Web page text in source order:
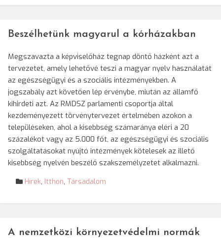
Beszélhetünk magyarul a kórházakban
Megszavazta a képviselőház tegnap döntő házként azt a
tervezetet, amely lehetővé teszi a magyar nyelv használatát
az egészségügyi és a szociális intézményekben. A
jogszabály azt követően lép érvénybe, miután az államfő
kihirdeti azt. Az RMDSZ parlamenti csoportja által
kezdeményezett törvénytervezet értelmében azokon a
településeken, ahol a kisebbség számaránya eléri a 20
százalékot vagy az 5.000 főt, az egészségügyi és szociális
szolgáltatásokat nyújtó intézmények kötelesek az illető
kisebbség nyelvén beszélő szakszemélyzetet alkalmazni.
Hírek, Itthon, Társadalom
A nemzetközi környezetvédelmi normák